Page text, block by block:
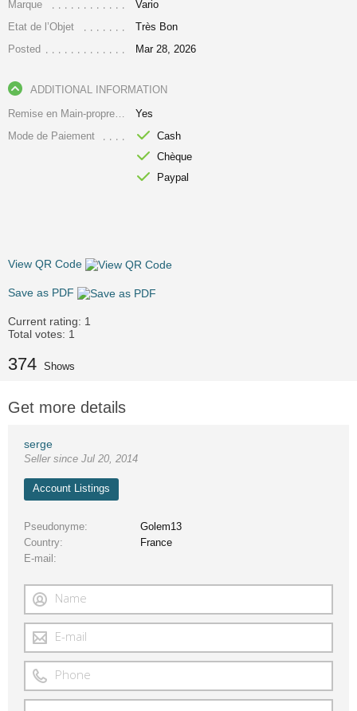
Marque
Vario
Etat de l’Objet
Très Bon
Posted
Mar 28, 2026
ADDITIONAL INFORMATION
Yes
Mode de Paiement
Cash
Chèque
Paypal
View QR Code
Save as PDF
Current rating: 1
Total votes: 1
374 Shows
Get more details
serge
Seller since Jul 20, 2014
Account Listings
Pseudonyme
Golem13
Country
France
E-mail